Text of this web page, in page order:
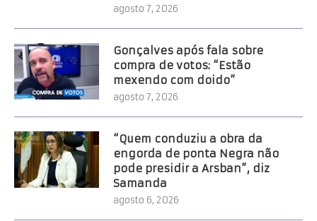
agosto 7, 2026
Gonçalves após fala sobre
compra de votos: “Estão
mexendo com doido”
agosto 7, 2026
“Quem conduziu a obra da
engorda de ponta Negra não
pode presidir a Arsban”, diz
Samanda
agosto 6, 2026